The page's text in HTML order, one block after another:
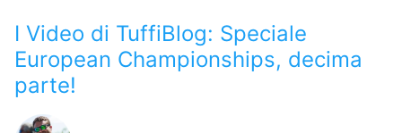
I Video di TuffiBlog: Speciale
European Championships, decima
parte!